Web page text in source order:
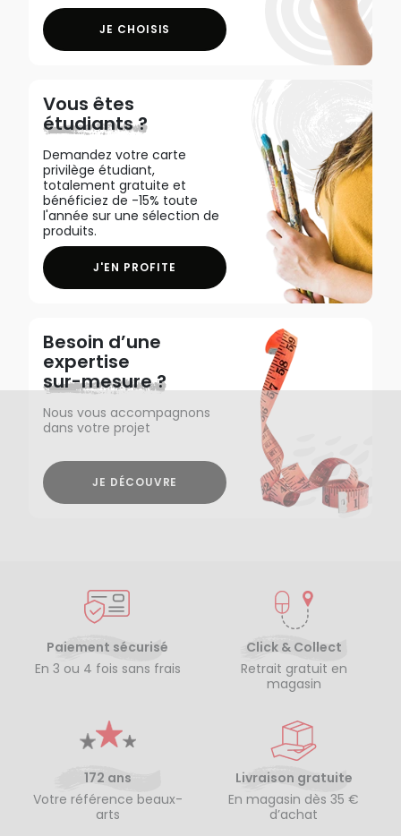
JE CHOISIS
Vous êtes
étudiants ?
Demandez votre carte
privilège étudiant,
totalement gratuite et
bénéficiez de -15% toute
l'année sur une sélection de
produits.
J'EN PROFITE
Besoin d’une
expertise
sur-mesure ?
Nous vous accompagnons
dans votre projet
JE DÉCOUVRE
Paiement sécurisé
En 3 ou 4 fois sans frais
Click & Collect
Retrait gratuit en
magasin
172 ans
Votre référence beaux-
arts
Livraison gratuite
En magasin dès 35 €
d’achat